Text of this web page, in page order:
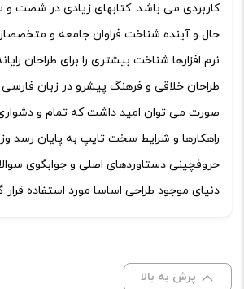
کاربردی می باشد. کتابهای زیادی در شصت
حال و آینده شناخت فراوان جامعه و متخصصان
نرم افزارها شناخت بیشتری را برای طراحان
طراحان خلاقی و فرهنگ پیشرو در زبان فارسی
صورت می توان امید داشت که تمام و دشواری
راهکارها و شرایط سخت تایپ به پایان رسد
حروفچینی دستاوردهای اصلی و جوابگوی
دنیای موجود طراحی اساسا مورد استفاده قرار
پرش به بالا